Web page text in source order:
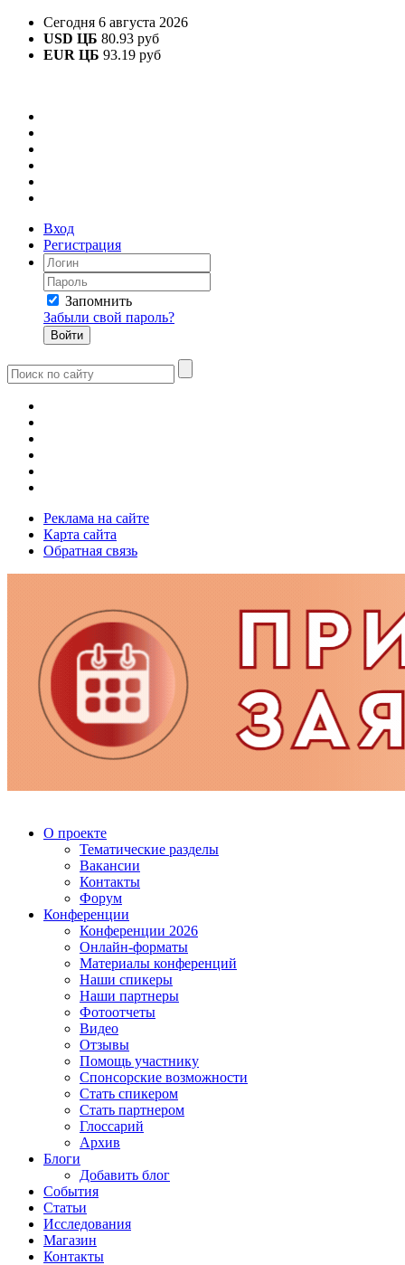
Сегодня 6 августа 2026
USD ЦБ 80.93 руб
EUR ЦБ 93.19 руб
Вход
Регистрация
Запомнить
Забыли свой пароль?
Реклама на сайте
Карта сайта
Обратная связь
О проекте
Тематические разделы
Вакансии
Контакты
Форум
Конференции
Конференции 2026
Онлайн-форматы
Материалы конференций
Наши спикеры
Наши партнеры
Фотоотчеты
Видео
Отзывы
Помощь участнику
Спонсорские возможности
Стать спикером
Стать партнером
Глоссарий
Архив
Блоги
Добавить блог
События
Статьи
Исследования
Магазин
Контакты